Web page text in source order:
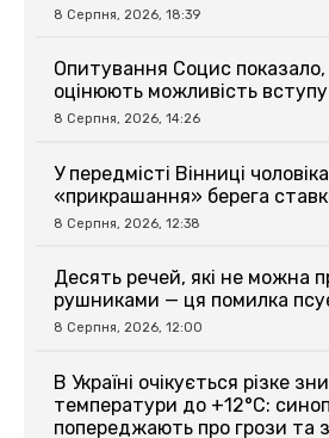
8 Серпня, 2026, 18:39
Опитування Социс показало,
оцінюють можливість
8 Серпня, 2026, 14:26
У передмісті Вінниці
«прикрашання» берега
8 Серпня, 2026, 12:38
Десять речей, які не можна
рушниками — ця помилка
8 Серпня, 2026, 12:00
В Україні очікується різке
температури до +12°C:
попереджають про грози та